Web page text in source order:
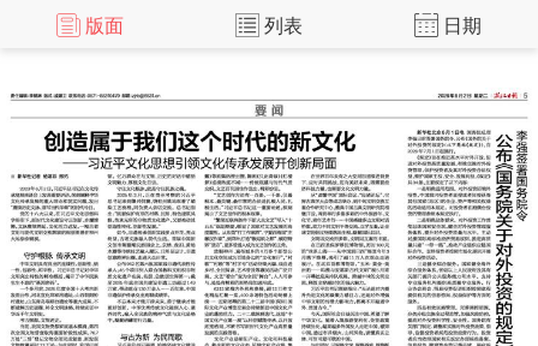
版面 列表 日期